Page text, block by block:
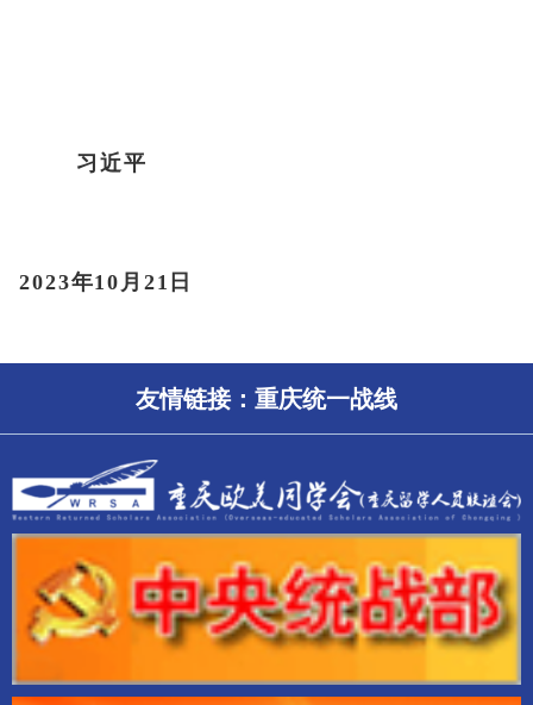
习近平
2023年10月21日
友情链接： 重庆统一战线